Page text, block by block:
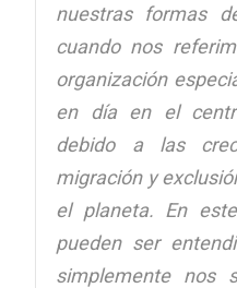
nuestras formas
cuando nos
organización
en día en el
debido a las
migración y
el planeta. En
pueden ser
simplemente nos